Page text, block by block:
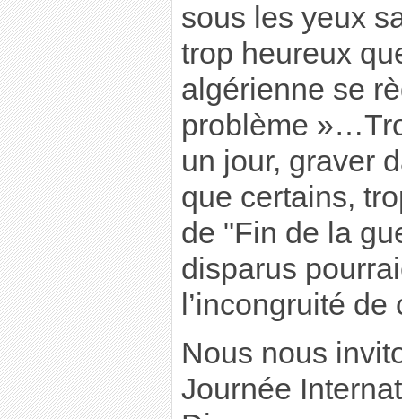
sous les yeux
trop heureux
algérienne se
problème
un jour, graver
que certains,
de "Fin de la
disparus
l’incongruité
Nous nous
Journée